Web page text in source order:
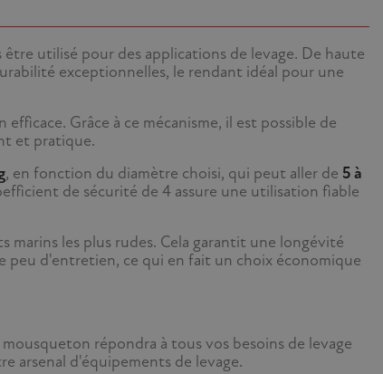
utilisé pour des applications de levage. De haute
exceptionnelles, le rendant idéal pour une
Grâce à ce mécanisme, il est possible de
et pratique.
, en fonction du diamètre choisi, qui peut aller de 5 à
de sécurité de 4 assure une utilisation fiable
les plus rudes. Cela garantit une longévité
peu d'entretien, ce qui en fait un choix économique
répondra à tous vos besoins de levage
arsenal d'équipements de levage.